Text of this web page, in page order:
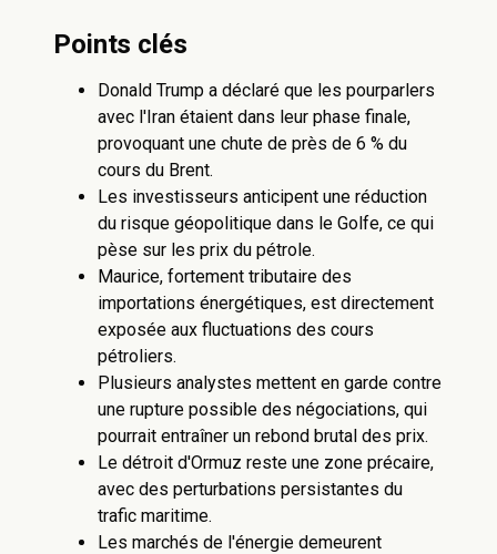
Points clés
Donald Trump a déclaré que les pourparlers
avec l'Iran étaient dans leur phase finale,
provoquant une chute de près de 6 % du
cours du Brent.
Les investisseurs anticipent une réduction
du risque géopolitique dans le Golfe, ce qui
pèse sur les prix du pétrole.
Maurice, fortement tributaire des
importations énergétiques, est directement
exposée aux fluctuations des cours
pétroliers.
Plusieurs analystes mettent en garde contre
une rupture possible des négociations, qui
pourrait entraîner un rebond brutal des prix.
Le détroit d'Ormuz reste une zone précaire,
avec des perturbations persistantes du
trafic maritime.
Les marchés de l'énergie demeurent